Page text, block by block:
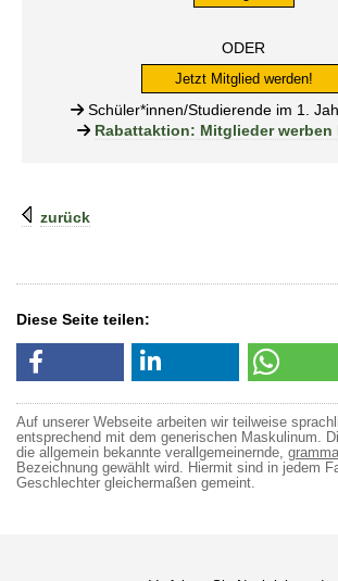
ODER
Jetzt Mitglied werden!
Schüler*innen/Studierende im 1.
Rabattaktion: Mitglieder werben
zurück
Diese Seite teilen:
Auf unserer Webseite arbeiten wir teilweise
entsprechend mit dem generischen Maskulinum.
die allgemein bekannte verallgemeinernde,
Bezeichnung gewählt wird. Hiermit sind in jedem
Geschlechter gleichermaßen gemeint.